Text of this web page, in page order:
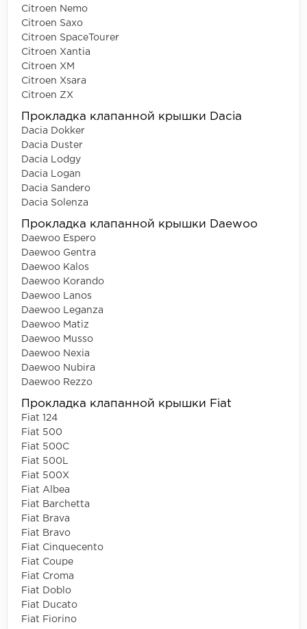
Citroen Nemo
Citroen Saxo
Citroen SpaceTourer
Citroen Xantia
Citroen XM
Citroen Xsara
Citroen ZX
Прокладка клапанной крышки Dacia
Dacia Dokker
Dacia Duster
Dacia Lodgy
Dacia Logan
Dacia Sandero
Dacia Solenza
Прокладка клапанной крышки Daewoo
Daewoo Espero
Daewoo Gentra
Daewoo Kalos
Daewoo Korando
Daewoo Lanos
Daewoo Leganza
Daewoo Matiz
Daewoo Musso
Daewoo Nexia
Daewoo Nubira
Daewoo Rezzo
Прокладка клапанной крышки Fiat
Fiat 124
Fiat 500
Fiat 500C
Fiat 500L
Fiat 500X
Fiat Albea
Fiat Barchetta
Fiat Brava
Fiat Bravo
Fiat Cinquecento
Fiat Coupe
Fiat Croma
Fiat Doblo
Fiat Ducato
Fiat Fiorino